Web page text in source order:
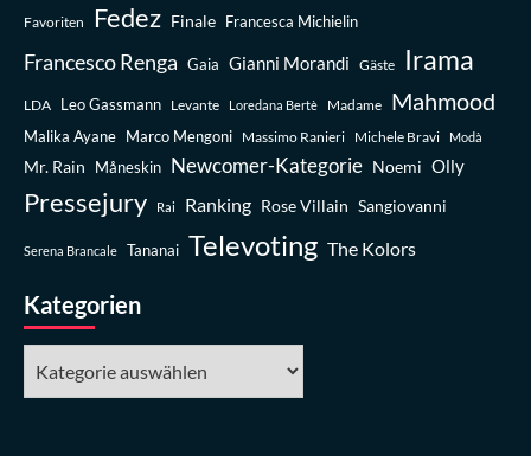
Favoriten Fedez Finale Francesca Michielin
Francesco Renga Gaia Gianni Morandi Gäste Irama
LDA Leo Gassmann Levante Loredana Bertè Madame Mahmood
Malika Ayane Marco Mengoni Massimo Ranieri Michele Bravi Modà
Mr. Rain Måneskin Newcomer-Kategorie Noemi Olly
Pressejury Rai Ranking Rose Villain Sangiovanni
Serena Brancale Tananai Televoting The Kolors
Kategorien